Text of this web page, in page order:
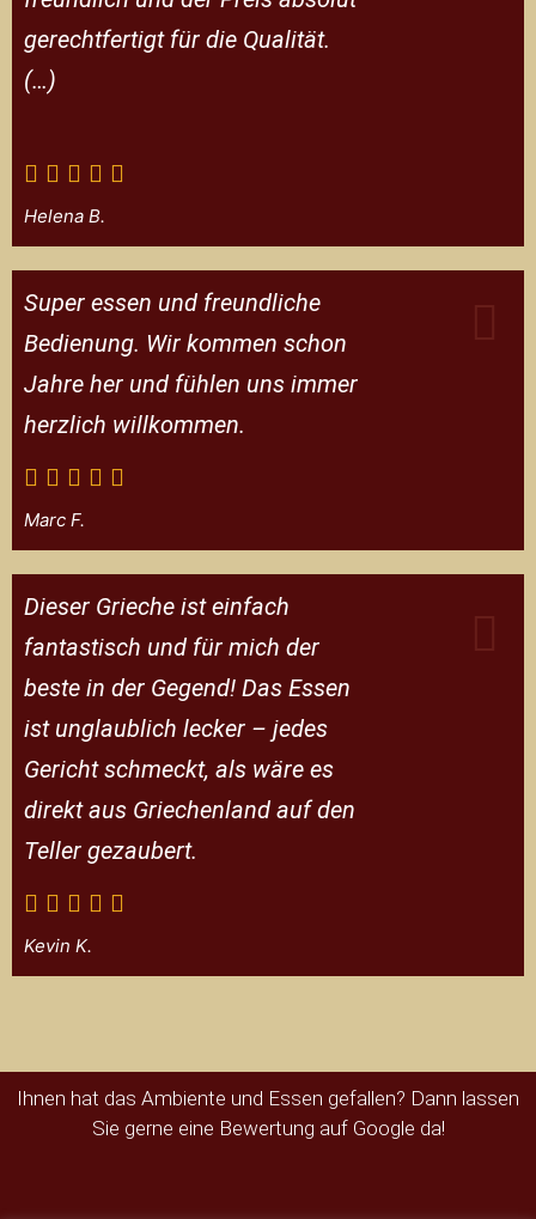
gerechtfertigt für die Qualität.
(…)
Helena B.
Super essen und freundliche
Bedienung. Wir kommen schon
Jahre her und fühlen uns immer
herzlich willkommen.
Marc F.
Dieser Grieche ist einfach
fantastisch und für mich der
beste in der Gegend! Das Essen
ist unglaublich lecker – jedes
Gericht schmeckt, als wäre es
direkt aus Griechenland auf den
Teller gezaubert.
Kevin K.
Ihnen hat das Ambiente und Essen gefallen? Dann lassen
Sie gerne eine Bewertung auf Google da!